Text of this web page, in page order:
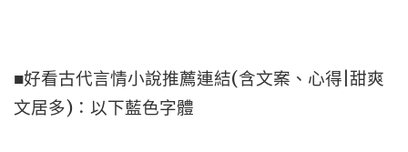
■好看古代言情小說推薦連結(含文案、心得|甜爽
文居多)：以下藍色字體